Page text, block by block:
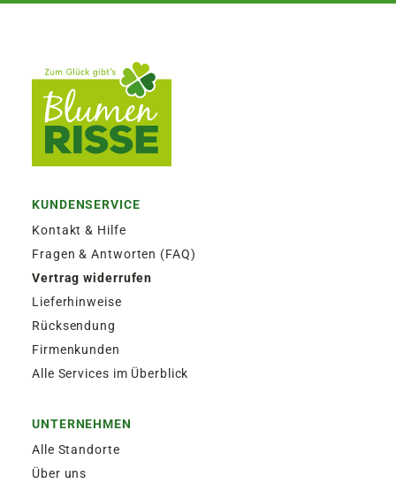
KUNDENSERVICE
Kontakt & Hilfe
Fragen & Antworten (FAQ)
Vertrag widerrufen
Lieferhinweise
Rücksendung
Firmenkunden
Alle Services im Überblick
UNTERNEHMEN
Alle Standorte
Über uns